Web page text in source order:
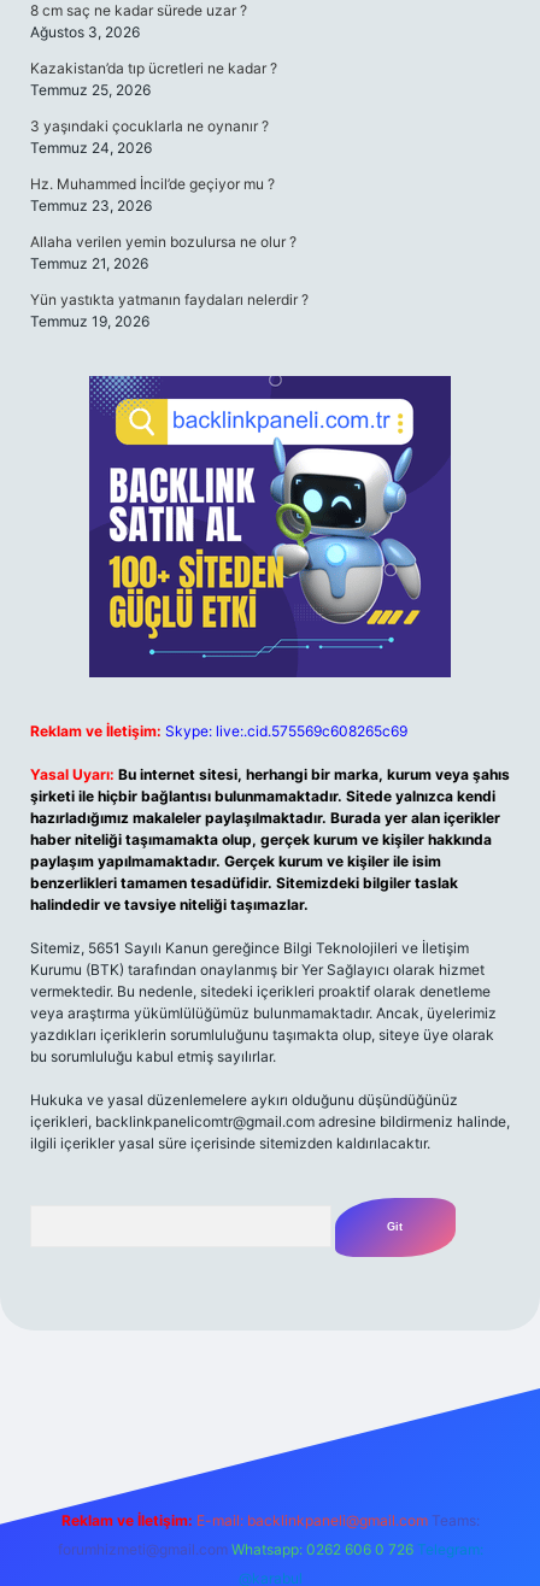
8 cm saç ne kadar sürede uzar ?
Ağustos 3, 2026
Kazakistan’da tıp ücretleri ne kadar ?
Temmuz 25, 2026
3 yaşındaki çocuklarla ne oynanır ?
Temmuz 24, 2026
Hz. Muhammed İncil’de geçiyor mu ?
Temmuz 23, 2026
Allaha verilen yemin bozulursa ne olur ?
Temmuz 21, 2026
Yün yastıkta yatmanın faydaları nelerdir ?
Temmuz 19, 2026
Reklam ve İletişim: Skype: live:.cid.575569c608265c69
Yasal Uyarı: Bu internet sitesi, herhangi bir marka, kurum veya şahıs
şirketi ile hiçbir bağlantısı bulunmamaktadır. Sitede yalnızca kendi
hazırladığımız makaleler paylaşılmaktadır. Burada yer alan içerikler
haber niteliği taşımamakta olup, gerçek kurum ve kişiler hakkında
paylaşım yapılmamaktadır. Gerçek kurum ve kişiler ile isim
benzerlikleri tamamen tesadüfidir. Sitemizdeki bilgiler taslak
halindedir ve tavsiye niteliği taşımazlar.
Sitemiz, 5651 Sayılı Kanun gereğince Bilgi Teknolojileri ve İletişim
Kurumu (BTK) tarafından onaylanmış bir Yer Sağlayıcı olarak hizmet
vermektedir. Bu nedenle, sitedeki içerikleri proaktif olarak denetleme
veya araştırma yükümlülüğümüz bulunmamaktadır. Ancak, üyelerimiz
yazdıkları içeriklerin sorumluluğunu taşımakta olup, siteye üye olarak
bu sorumluluğu kabul etmiş sayılırlar.
Hukuka ve yasal düzenlemelere aykırı olduğunu düşündüğünüz
içerikleri, backlinkpanelicomtr@gmail.com adresine bildirmeniz halinde,
ilgili içerikler yasal süre içerisinde sitemizden kaldırılacaktır.
Reklam ve İletişim: E-mail: backlinkpaneli@gmail.com Teams:
forumhizmeti@gmail.com Whatsapp: 0262 606 0 726 Telegram:
@karabul